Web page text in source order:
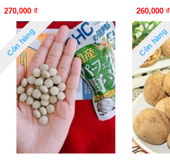
270,000 ₫ 260,000 ₫
Còn hàng Còn hàng